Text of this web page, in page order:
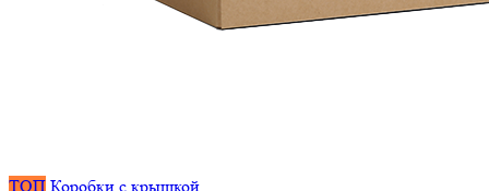
ТОП Коробки с крышкой